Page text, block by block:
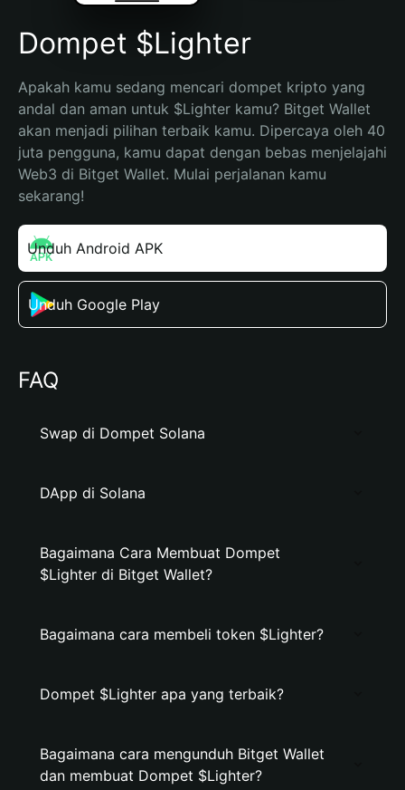
Dompet $Lighter
Apakah kamu sedang mencari dompet kripto yang
andal dan aman untuk $Lighter kamu? Bitget Wallet
akan menjadi pilihan terbaik kamu. Dipercaya oleh 40
juta pengguna, kamu dapat dengan bebas menjelajahi
Web3 di Bitget Wallet. Mulai perjalanan kamu
sekarang!
Unduh Android APK
Unduh Google Play
FAQ
Swap di Dompet Solana
DApp di Solana
Bagaimana Cara Membuat Dompet
$Lighter di Bitget Wallet?
Bagaimana cara membeli token $Lighter?
Dompet $Lighter apa yang terbaik?
Bagaimana cara mengunduh Bitget Wallet
dan membuat Dompet $Lighter?